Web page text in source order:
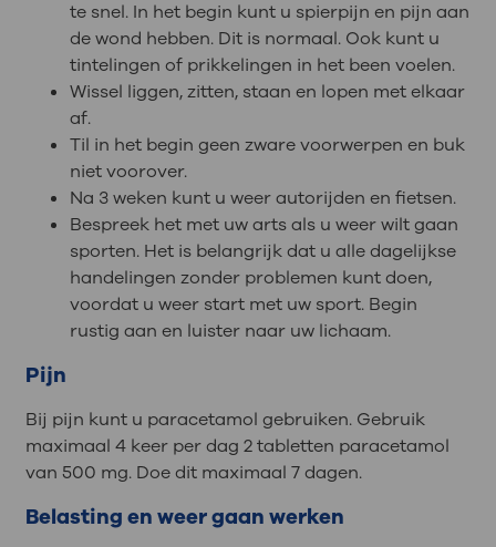
te snel. In het begin kunt u spierpijn en pijn aan
de wond hebben. Dit is normaal. Ook kunt u
tintelingen of prikkelingen in het been voelen.
Wissel liggen, zitten, staan en lopen met elkaar
af.
Til in het begin geen zware voorwerpen en buk
niet voorover.
Na 3 weken kunt u weer autorijden en fietsen.
Bespreek het met uw arts als u weer wilt gaan
sporten. Het is belangrijk dat u alle dagelijkse
handelingen zonder problemen kunt doen,
voordat u weer start met uw sport. Begin
rustig aan en luister naar uw lichaam.
Pijn
Bij pijn kunt u paracetamol gebruiken. Gebruik
maximaal 4 keer per dag 2 tabletten paracetamol
van 500 mg. Doe dit maximaal 7 dagen.
Belasting en weer gaan werken